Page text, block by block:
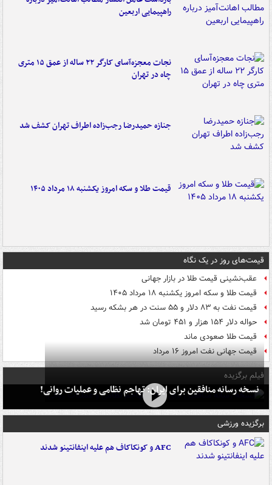
راهپیمایی اربعین
نجات معجزه‌آسای کارگر ۲۲ ساله از عمق ۱۵ متری
چاه در تهران
جنازه حمیدرضا رجب‌زاده اطراف تهران کشف شد
قیمت طلا و سکه امروز یکشنبه ۱۸ مرداد ۱۴۰۵
قیمت‌های روز در یک نگاه
عقب‌نشینی قیمت طلا در بازار جهانی
قیمت طلا و سکه امروز یکشنبه ۱۸ مرداد ۱۴۰۵
قیمت نفت به ۸۳ دلار و ۵۵ سنت در هر بشکه رسید
حواله دلار ۱۵۴ هزار و ۴۵۱ تومان شد
قیمت طلا صعودی ماند
قیمت جهانی نفت امروز ۱۶ مرداد
فیلم برگزیده
نسخه رسانه منافقین برای ایران: تهاجم نظامی و عملیات روانی!
برگزیده ورزشی
AFC و کونکاکاف هم علیه اینفانتینو شدند